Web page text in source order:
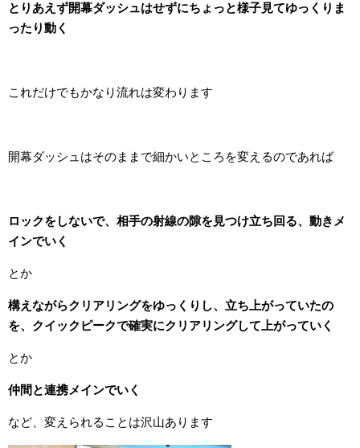
とりあえず開幕ダッシュはせずにちょっと様子見てゆっくりま
ったり動く
これだけでもかなり流れは変わります
開幕ダッシュはそのままで細かいところを変えるのであれば
ロックをしないで、相手の射線の隙を見つけ立ち回る、動きメ
インでいく
とか
構えながらクリアリングをゆっくりし、立ち上がっていたの
を、クイックピークで確実にクリアリングして上がっていく
とか
仲間と連携メインでいく
など、変えられることは沢山あります